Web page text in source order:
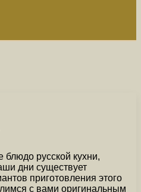
блюдо русской кухни,
дни существует
приготовления этого
с вами оригинальным